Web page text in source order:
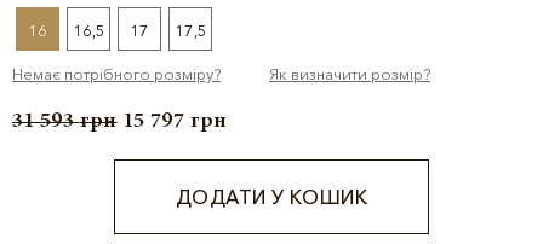
16 16,5 17 17,5
Немає потрібного розміру? Як визначити розмір?
31 593грн 15 797 грн
ДОДАТИ У КОШИК